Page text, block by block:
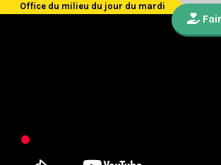
Office du milieu du jour du mardi